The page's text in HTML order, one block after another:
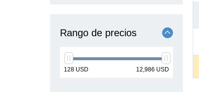
Rango de precios
min
128 USD
max
12,986 USD